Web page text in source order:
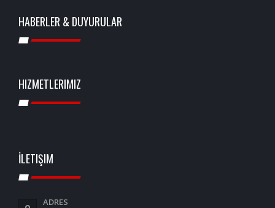
HABERLER & DUYURULAR
HIZMETLERIMIZ
İLETIŞIM
ADRES